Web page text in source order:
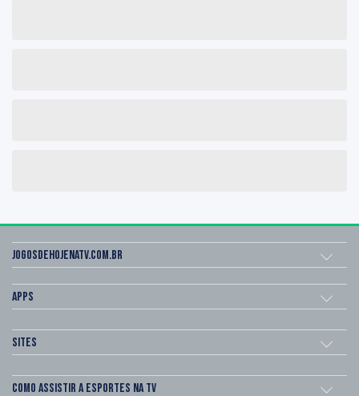
Jogosdehojenatv.com.br
Apps
Sites
Como assistir a esportes na TV